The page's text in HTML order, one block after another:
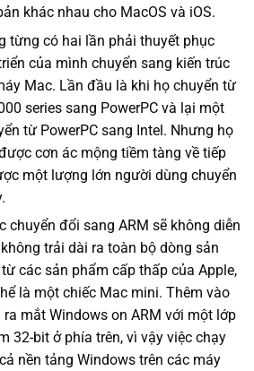
khác nhau cho MacOS và iOS.
từng có hai lần phải thuyết phục
của mình chuyển sang kiến trúc
Mac. Lần đầu là khi họ chuyển từ
series sang PowerPC và lại một
từ PowerPC sang Intel. Nhưng họ
cơn ác mộng tiềm tàng về tiếp
một lượng lớn người dùng chuyển
chuyển đổi sang ARM sẽ không diễn
trải dài ra toàn bộ dòng sản
các sản phẩm cấp thấp của Apple,
là một chiếc Mac mini. Thêm vào
mắt Windows on ARM với một lớp
32-bit ở phía trên, vì vậy việc chạy
nền tảng Windows trên các máy